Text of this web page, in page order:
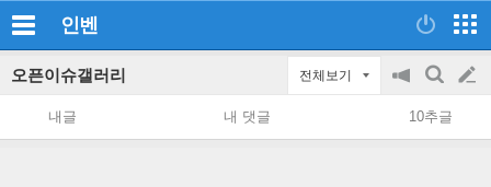
인벤
오픈이슈갤러리 전체보기
공
지
on/off
검
색
글
쓰
내글 내 댓글 10추글